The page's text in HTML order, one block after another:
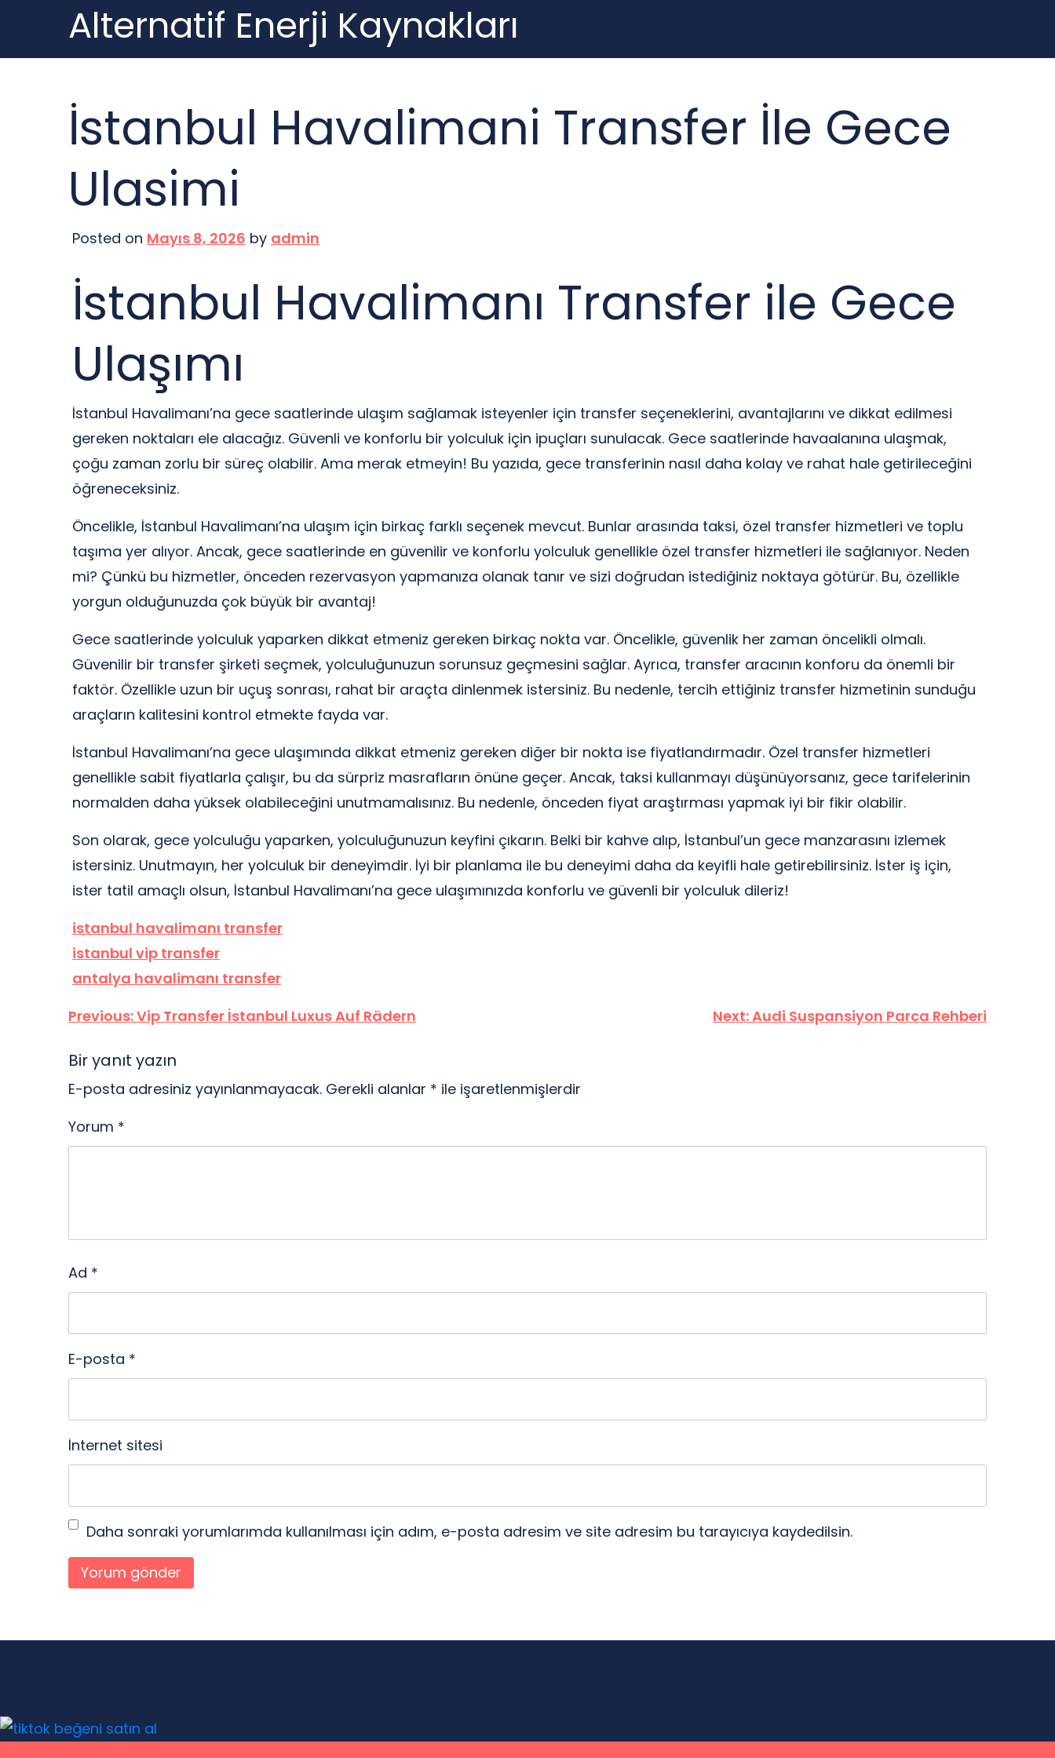
content
Alternatif Enerji Kaynakları
İstanbul Havalimani Transfer İle Gece
Ulasimi
Posted on Mayıs 8, 2026 by admin
İstanbul Havalimanı Transfer ile Gece
Ulaşımı
İstanbul Havalimanı’na gece saatlerinde ulaşım sağlamak isteyenler için transfer seçeneklerini, avantajlarını ve dikkat edilmesi
gereken noktaları ele alacağız. Güvenli ve konforlu bir yolculuk için ipuçları sunulacak. Gece saatlerinde havaalanına ulaşmak,
çoğu zaman zorlu bir süreç olabilir. Ama merak etmeyin! Bu yazıda, gece transferinin nasıl daha kolay ve rahat hale getirileceğini
öğreneceksiniz.
Öncelikle, İstanbul Havalimanı’na ulaşım için birkaç farklı seçenek mevcut. Bunlar arasında taksi, özel transfer hizmetleri ve toplu
taşıma yer alıyor. Ancak, gece saatlerinde en güvenilir ve konforlu yolculuk genellikle özel transfer hizmetleri ile sağlanıyor. Neden
mi? Çünkü bu hizmetler, önceden rezervasyon yapmanıza olanak tanır ve sizi doğrudan istediğiniz noktaya götürür. Bu, özellikle
yorgun olduğunuzda çok büyük bir avantaj!
Gece saatlerinde yolculuk yaparken dikkat etmeniz gereken birkaç nokta var. Öncelikle, güvenlik her zaman öncelikli olmalı.
Güvenilir bir transfer şirketi seçmek, yolculuğunuzun sorunsuz geçmesini sağlar. Ayrıca, transfer aracının konforu da önemli bir
faktör. Özellikle uzun bir uçuş sonrası, rahat bir araçta dinlenmek istersiniz. Bu nedenle, tercih ettiğiniz transfer hizmetinin sunduğu
araçların kalitesini kontrol etmekte fayda var.
İstanbul Havalimanı’na gece ulaşımında dikkat etmeniz gereken diğer bir nokta ise fiyatlandırmadır. Özel transfer hizmetleri
genellikle sabit fiyatlarla çalışır, bu da sürpriz masrafların önüne geçer. Ancak, taksi kullanmayı düşünüyorsanız, gece tarifelerinin
normalden daha yüksek olabileceğini unutmamalısınız. Bu nedenle, önceden fiyat araştırması yapmak iyi bir fikir olabilir.
Son olarak, gece yolculuğu yaparken, yolculuğunuzun keyfini çıkarın. Belki bir kahve alıp, İstanbul’un gece manzarasını izlemek
istersiniz. Unutmayın, her yolculuk bir deneyimdir. İyi bir planlama ile bu deneyimi daha da keyifli hale getirebilirsiniz. İster iş için,
ister tatil amaçlı olsun, İstanbul Havalimanı’na gece ulaşımınızda konforlu ve güvenli bir yolculuk dileriz!
istanbul havalimanı transfer
istanbul vip transfer
antalya havalimanı transfer
Yazı
gezinmesi
Previous:Vip Transfer İstanbul Luxus Auf Rädern Next:Audi Suspansiyon Parca Rehberi
Bir yanıt yazın
E-posta adresiniz yayınlanmayacak. Gerekli alanlar * ile işaretlenmişlerdir
Yorum *
Ad *
E-posta *
İnternet sitesi
Daha sonraki yorumlarımda kullanılması için adım, e-posta adresim ve site adresim bu tarayıcıya kaydedilsin.